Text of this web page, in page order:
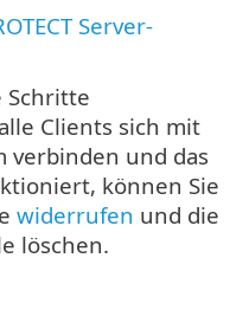
Server-
Schritte
Clients sich mit
verbinden und das
können Sie
widerrufen und die
löschen.